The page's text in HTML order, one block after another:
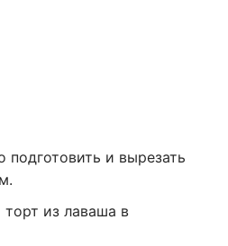
подготовить и вырезать
из лаваша в